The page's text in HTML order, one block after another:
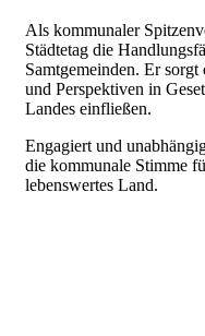
Als kommunaler
Städtetag die
Samtgemeinden. Er sorgt
und Perspektiven in
Landes einfließen.
Engagiert und
die kommunale Stimme
lebenswertes Land.